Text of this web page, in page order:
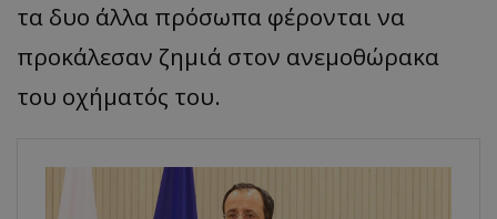
τα δυο άλλα πρόσωπα φέρονται να
προκάλεσαν ζημιά στον ανεμοθώρακα
του οχήματός του.